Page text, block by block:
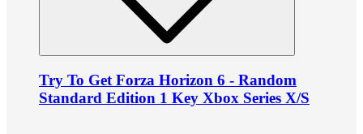
Try To Get Forza Horizon 6 - Random
Standard Edition 1 Key Xbox Series X/S